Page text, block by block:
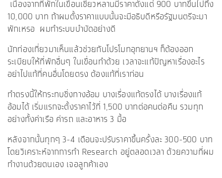
เนื่องจากที่พักในเขื่อนเชี่ยวหลานมีราคาตั้งแต่ 900 บาทขึ้นไปถึง
10,000 บาท ถ้าผมตั้งราคาแบบนั้นจะมีอธิบดีหรือรัฐมนตรีจะมา
พักเหรอ ผมทำระบบบำบัดอย่างดี
นักท่องเที่ยวมาเห็นแล้วช่วยกันโปรโมทอุทยานฯ ก็ต้องออก
ระเบียบให้ที่พักอื่นๆ ในเขื่อนทำด้วย เวลาจะแก้ปัญหาเรื่องอะไร
อย่าไปแก้ที่คนอื่นโดยตรง ต้องแก้ที่เราก่อน
ทำตรงนี้ให้กระทบชิ่งทางอ้อม บางเรื่องแก้ตรงได้ บางเรื่องแก้
อ้อมได้ เริ่มแรกจะตั้งราคาไว้ที่ 1,500 บาทต่อคนต่อคืน รวมทุก
อย่างทั้งค่าเรือ ค่ารถ และอาหาร 3 มื้อ
หลังจากนั้นทุกๆ 3-4 เดือนจะปรับราคาขึ้นครั้งละ 300-500 บาท
โดยวิเคราะห์จากการทำ Research อยู่ตลอดเวลา ด้วยความที่ผม
ทำงานด้วยตนเอง เจอลูกค้าเอง